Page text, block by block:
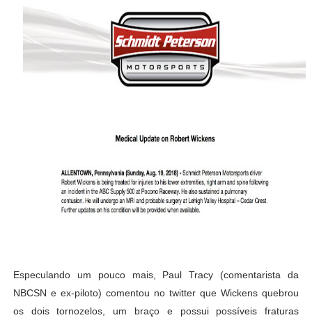
Especulando um pouco mais, Paul Tracy (comentarista da
NBCSN e ex-piloto) comentou no twitter que Wickens quebrou
os dois tornozelos, um braço e possui possíveis fraturas